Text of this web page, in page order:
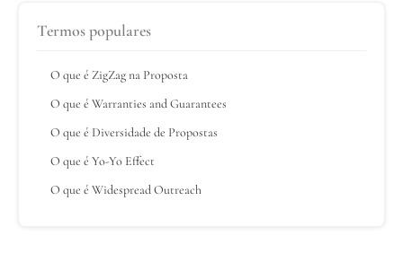
Termos populares
O que é ZigZag na Proposta
O que é Warranties and Guarantees
O que é Diversidade de Propostas
O que é Yo-Yo Effect
O que é Widespread Outreach